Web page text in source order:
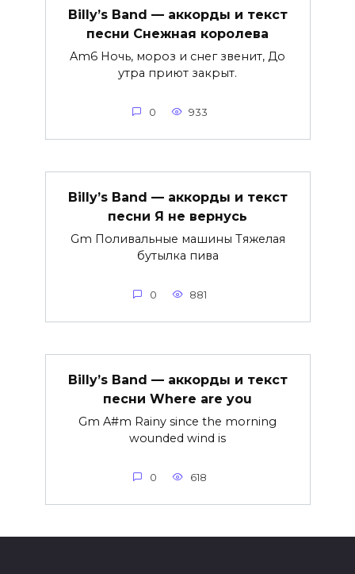
Billy’s Band — аккорды и текст
песни Снежная королева
Am6 Ночь, мороз и снег звенит, До
утра приют закрыт.
0 933
Billy’s Band — аккорды и текст
песни Я не вернусь
Gm Поливальные машины Тяжелая
бутылка пива
0 881
Billy’s Band — аккорды и текст
песни Where are you
Gm A#m Rainy since the morning
wounded wind is
0 618